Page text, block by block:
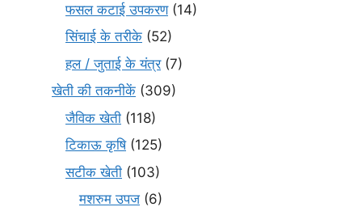
फसल कटाई उपकरण(14)
सिंचाई के तरीके (52)
हल / जुताई के यंत्र(7)
खेती की तकनीकें (309)
जैविक खेती (118)
टिकाऊ कृषि(125)
सटीक खेती (103)
मशरुम उपज (6)